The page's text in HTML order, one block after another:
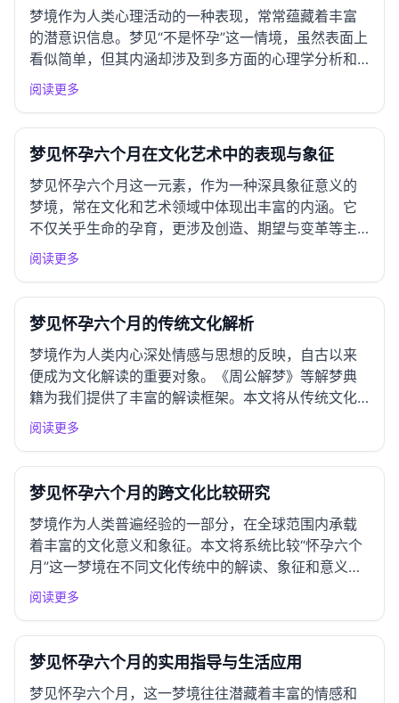
梦境作为人类心理活动的一种表现，常常蕴藏着丰富
的潜意识信息。梦见“不是怀孕”这一情境，虽然表面上
看似简单，但其内涵却涉及到多方面的心理学分析和
理解。以下从多个心理学视角对此梦境进行深度解
弗洛伊德的理论，梦是潜意识欲望的表达。在梦中“不
是怀孕”可能反映...
阅读更多
梦见怀孕六个月在文化艺术中的表现与象征
梦见怀孕六个月这一元素，作为一种深具象征意义的
梦境，常在文化和艺术领域中体现出丰富的内涵。它
不仅关乎生命的孕育，更涉及创造、期望与变革等主
题。以下是对此元素在不同领域的分析。 一、文学作
被用来表达人物内心的渴望或预示未来的变化。例
如： 《红楼梦》：书...
阅读更多
梦见怀孕六个月的传统文化解析
梦境作为人类内心深处情感与思想的反映，自古以来
便成为文化解读的重要对象。《周公解梦》等解梦典
籍为我们提供了丰富的解读框架。本文将从传统文化
的角度，对“梦见怀孕六个月”进行全面深入的解析。
相关记载，怀孕梦通常象征着新的开始、希望与期
待。具体到怀孕六个...
阅读更多
梦见怀孕六个月的跨文化比较研究
梦境作为人类普遍经验的一部分，在全球范围内承载
着丰富的文化意义和象征。本文将系统比较“怀孕六个
月”这一梦境在不同文化传统中的解读、象征和意义，
从而揭示其跨文化的深层次含义。 一、东亚文化圈解
征着新的开始和创造力。怀孕六个月的梦境被视为一
种成熟的状态，...
阅读更多
梦见怀孕六个月的实用指导与生活应用
梦见怀孕六个月，这一梦境往往潜藏着丰富的情感和